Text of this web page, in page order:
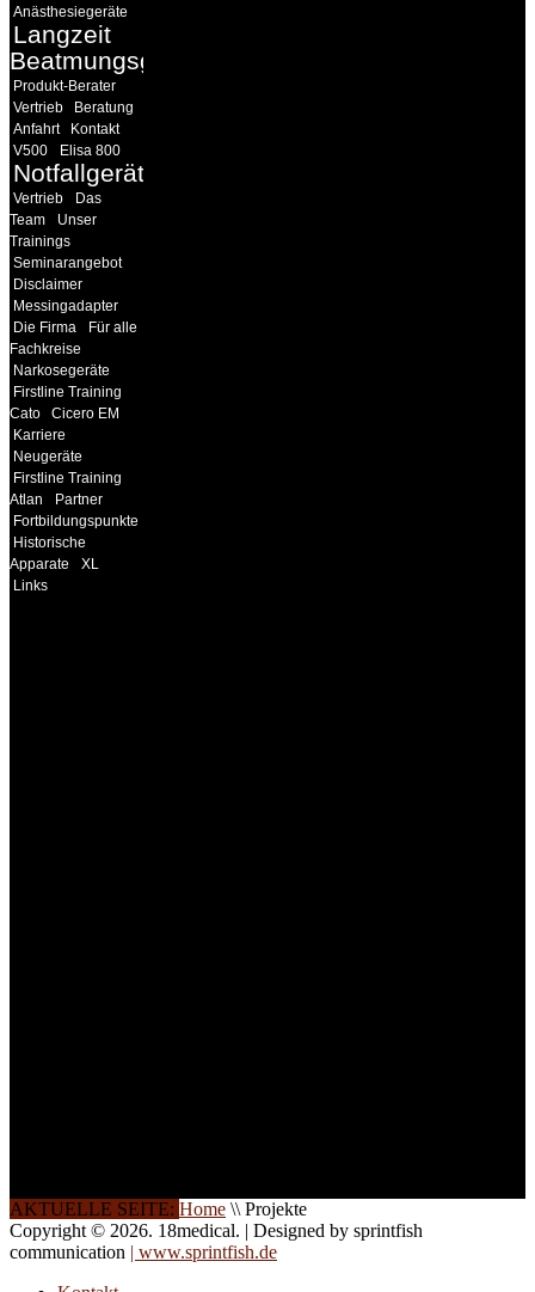
Anästhesiegeräte
Langzeit
Beatmungsgeräte
Produkt-Berater
Vertrieb
Beratung
Anfahrt
Kontakt
V500
Elisa 800
Notfallgeräte
Vertrieb
Das
Team
Unser
Trainings
Seminarangebot
Disclaimer
Messingadapter
Die Firma
Für alle
Fachkreise
Narkosegeräte
Firstline Training
Cato
Cicero EM
Karriere
Neugeräte
Firstline Training
Atlan
Partner
Fortbildungspunkte
Historische
Apparate
XL
Links
AKTUELLE SEITE: Home \\ Projekte
Copyright © 2026. 18medical. | Designed by sprintfish
communication | www.sprintfish.de